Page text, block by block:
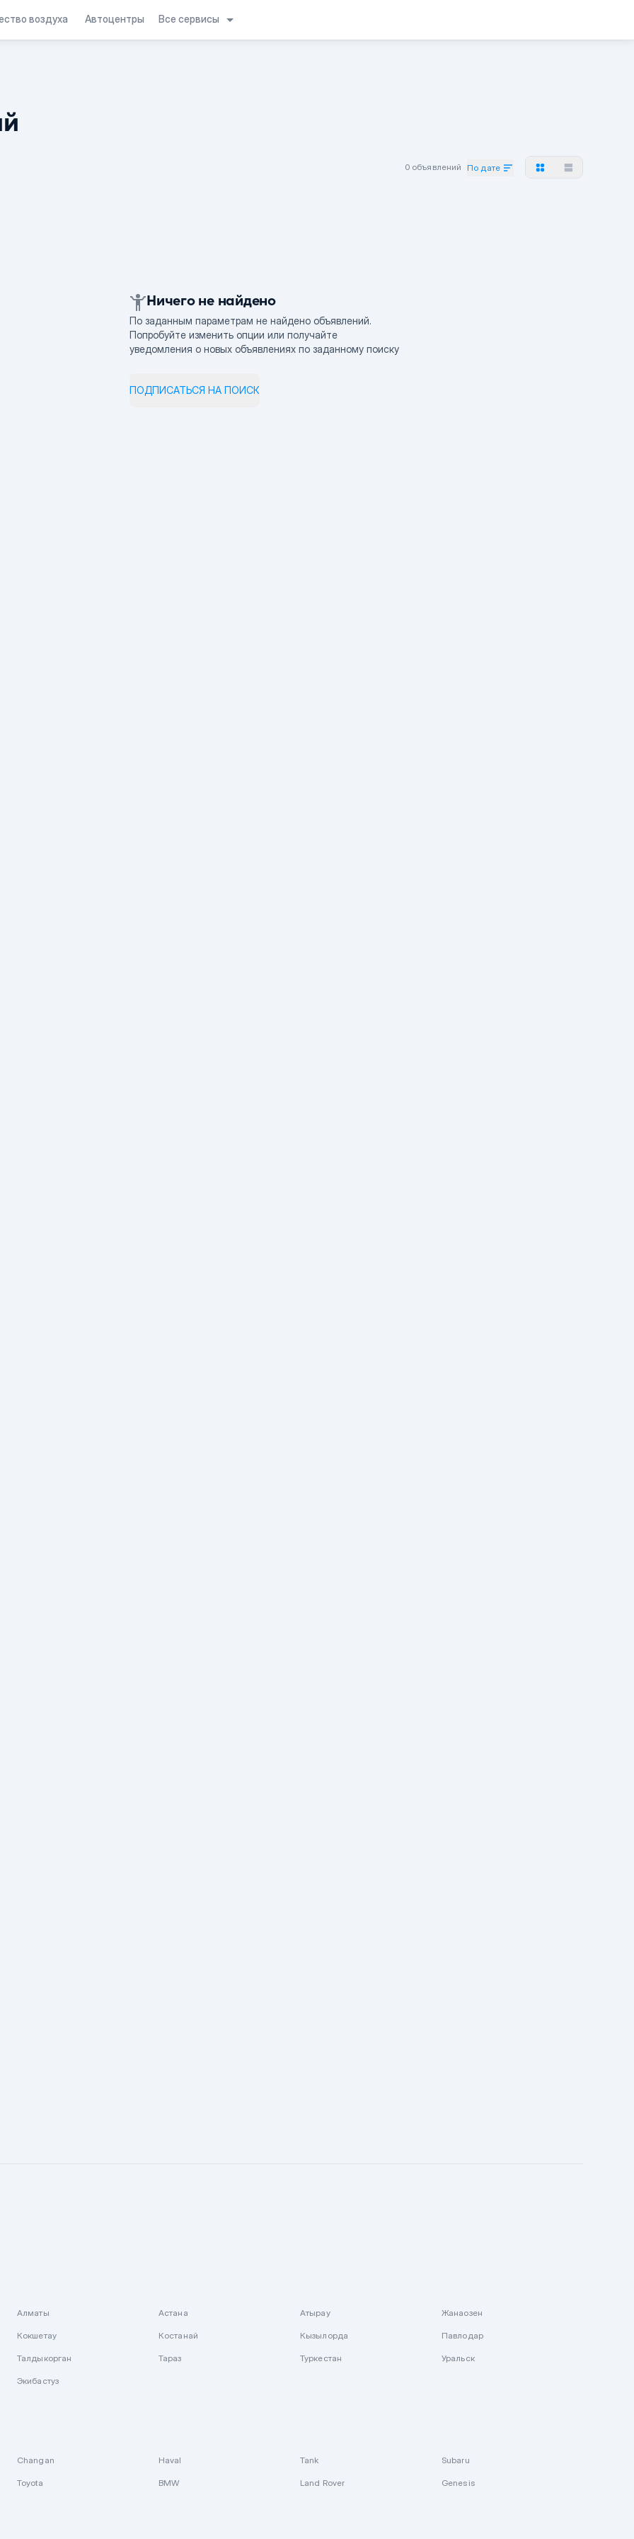
воздуха Автоцентры Все сервисы
0 объявлений По дате
Ничего не найдено
По заданным параметрам не найдено объявлений.
Попробуйте изменить опции или получайте
уведомления о новых объявлениях по заданному поиску
ПОДПИСАТЬСЯ НА ПОИСК
Алматы Астана Атырау Жанаозен
Кокшетау Костанай Кызылорда Павлодар
Талдыкорган Тараз Туркестан Уральск
Экибастуз
Changan Haval Tank Subaru
Toyota BMW Land Rover Genesis